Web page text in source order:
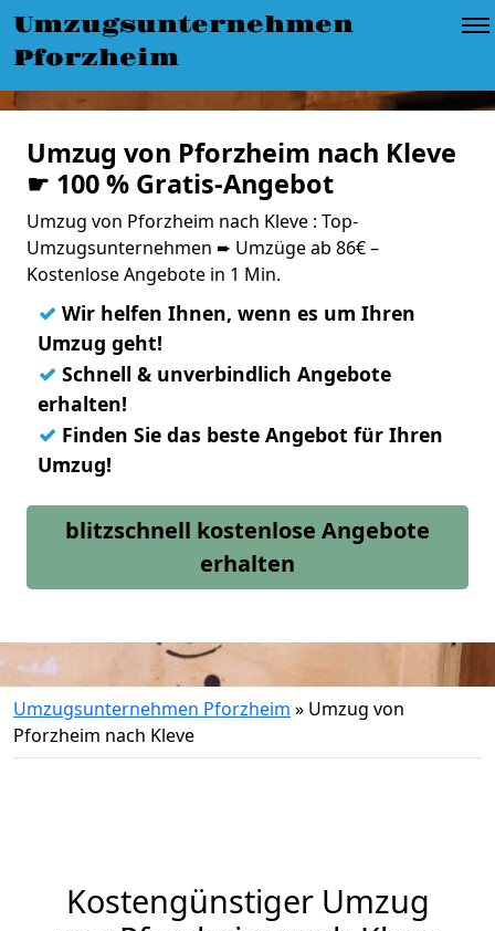
Umzugsunternehmen
Pforzheim
Umzug von Pforzheim nach Kleve
☛ 100 % Gratis-Angebot
Umzug von Pforzheim nach Kleve : Top-
Umzugsunternehmen ➨ Umzüge ab 86€ –
Kostenlose Angebote in 1 Min.
✓ Wir helfen Ihnen, wenn es um Ihren
Umzug geht!
✓ Schnell & unverbindlich Angebote
erhalten!
✓ Finden Sie das beste Angebot für Ihren
Umzug!
blitzschnell kostenlose Angebote
erhalten
Umzugsunternehmen Pforzheim » Umzug von
Pforzheim nach Kleve
Kostengünstiger Umzug